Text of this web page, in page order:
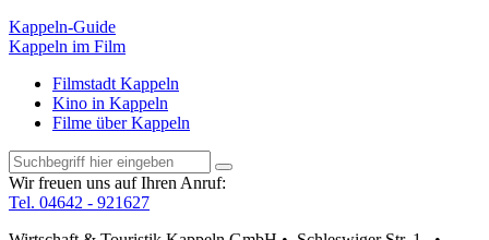
Kappeln-Guide
Kappeln im Film
Filmstadt Kappeln
Kino in Kappeln
Filme über Kappeln
Wir freuen uns auf Ihren Anruf:
Tel. 04642 - 921627